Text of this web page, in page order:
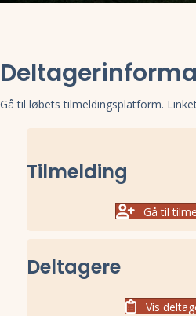
Gå til løbets tilmeldingsplatform.
Tilmelding
Gå til
Deltagere
Vis